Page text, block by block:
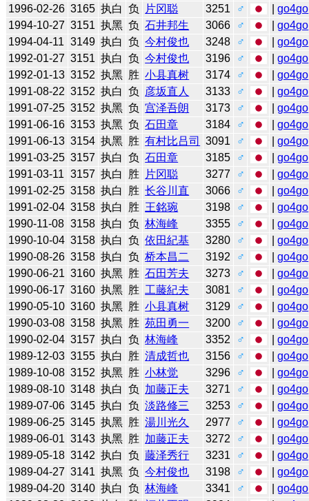
1996-02-26 3165 执白 负 片冈聪 3251 ♂ |go4go
1994-10-27 3151 执黑 负 石井邦生 3066 ♂ |go4go
1994-04-11 3149 执白 负 今村俊也 3248 ♂ |go4go
1992-01-27 3151 执白 负 今村俊也 3196 ♂ |go4go
1992-01-13 3152 执黑 胜 小县真树 3174 ♂ |go4go
1991-08-22 3152 执白 负 彦坂直人 3133 ♂ |go4go
1991-07-25 3152 执黑 负 宫泽吾朗 3173 ♂ |go4go
1991-06-16 3153 执黑 负 石田章 3184 ♂ |go4go
1991-06-13 3154 执黑 胜 有村比吕司 3091 ♂ |go4go
1991-03-25 3157 执白 负 石田章 3185 ♂ |go4go
1991-03-11 3157 执白 胜 片冈聪 3277 ♂ |go4go
1991-02-25 3158 执白 胜 长谷川直 3066 ♂ |go4go
1991-02-04 3158 执白 胜 王銘琬 3198 ♂ |go4go
1990-11-08 3158 执白 负 林海峰 3355 ♂ |go4go
1990-10-04 3158 执白 负 依田紀基 3280 ♂ |go4go
1990-08-26 3158 执白 负 桥本昌二 3192 ♂ |go4go
1990-06-21 3160 执黑 胜 石田芳夫 3273 ♂ |go4go
1990-06-17 3160 执黑 胜 工藤紀夫 3081 ♂ |go4go
1990-05-10 3160 执黑 胜 小县真树 3129 ♂ |go4go
1990-03-08 3158 执黑 胜 苑田勇一 3200 ♂ |go4go
1990-02-04 3157 执白 负 林海峰 3352 ♂ |go4go
1989-12-03 3155 执白 胜 清成哲也 3156 ♂ |go4go
1989-10-08 3152 执黑 胜 小林觉 3296 ♂ |go4go
1989-08-10 3148 执白 负 加藤正夫 3271 ♂ |go4go
1989-07-06 3145 执白 负 淡路修三 3253 ♂ |go4go
1989-06-25 3145 执黑 胜 湯川光久 2977 ♂ |go4go
1989-06-01 3143 执黑 胜 加藤正夫 3272 ♂ |go4go
1989-05-18 3142 执白 负 藤泽秀行 3231 ♂ |go4go
1989-04-27 3141 执黑 负 今村俊也 3198 ♂ |go4go
1989-04-20 3140 执白 负 林海峰 3341 ♂ |go4go